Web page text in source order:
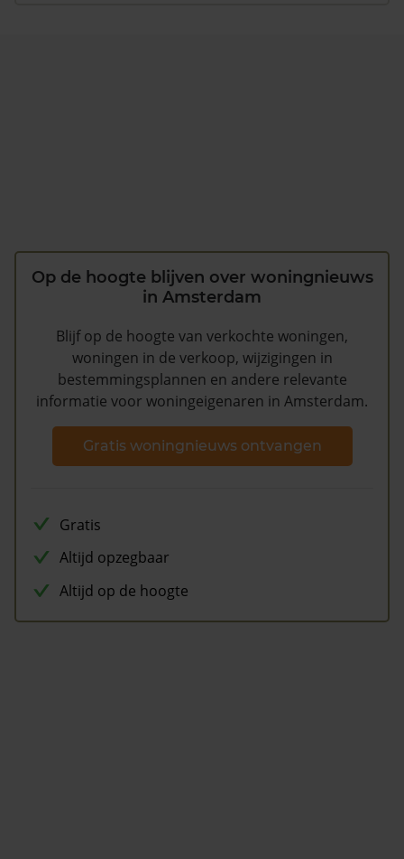
Op de hoogte blijven over woningnieuws
in Amsterdam
Blijf op de hoogte van verkochte woningen,
woningen in de verkoop, wijzigingen in
bestemmingsplannen en andere relevante
informatie voor woningeigenaren in Amsterdam.
Gratis woningnieuws ontvangen
Gratis
Altijd opzegbaar
Altijd op de hoogte